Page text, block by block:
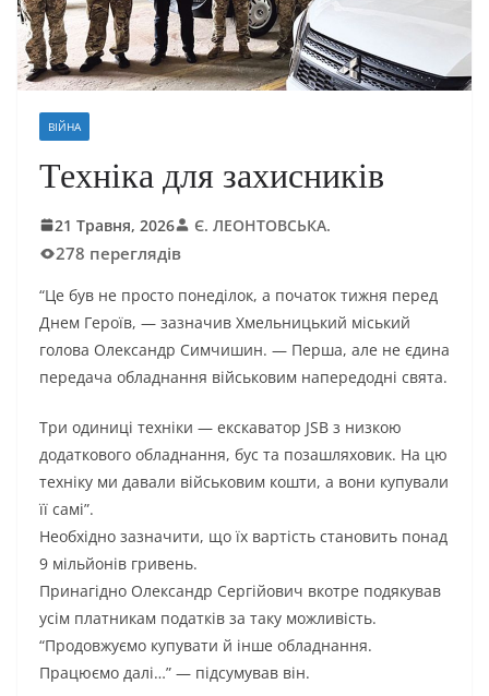
ВІЙНА
Техніка для захисників
21 Травня, 2026 Є. ЛЕОНТОВСЬКА.
278 переглядів
“Це був не просто понеділок, а початок тижня перед
Днем Героїв, — зазначив Хмельницький міський
голова Олександр Симчишин. — Перша, але не єдина
передача обладнання військовим напередодні свята.
Три одиниці техніки — екскаватор JSB з низкою
додаткового обладнання, бус та позашляховик. На цю
техніку ми давали військовим кошти, а вони купували
її самі”.
Необхідно зазначити, що їх вартість становить понад
9 мільйонів гривень.
Принагідно Олександр Сергійович вкотре подякував
усім платникам податків за таку можливість.
“Продовжуємо купувати й інше обладнання.
Працюємо далі…” — підсумував він.